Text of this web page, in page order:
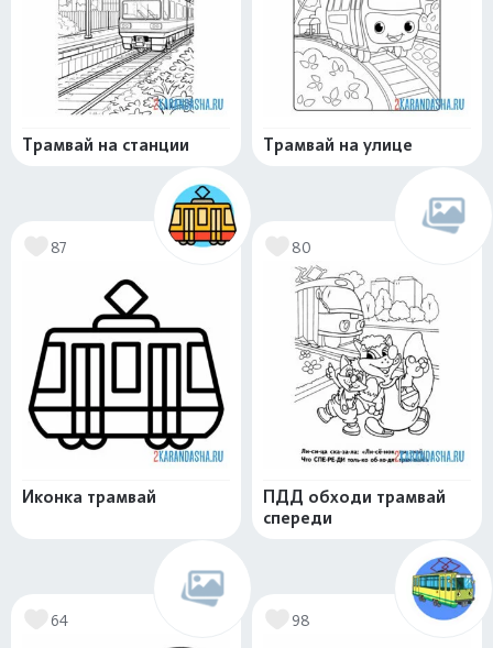
Трамвай на станции Трамвай на улице
87
Иконка трамвай
80
ПДД обходи трамвай
спереди
64 98